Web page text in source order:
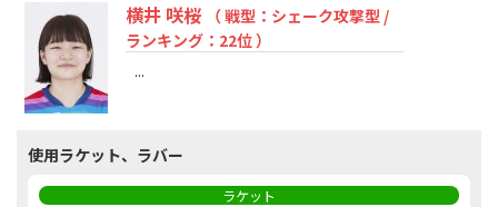
横井 咲桜
（ 戦型：シェーク攻撃型 /
ランキング：22位 ）
...
使用ラケット、ラバー
ラケット